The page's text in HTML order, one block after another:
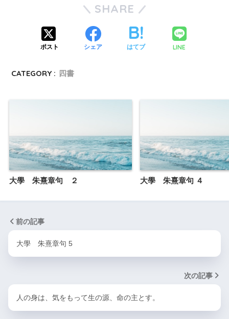
SHARE
ポスト シェア はてブ LINE
CATEGORY : 四書
大學 朱熹章句 ２ 大學 朱熹章句 ４
前の記事
大學 朱熹章句 5
次の記事
人の身は、気をもって生の源、命の主とす。